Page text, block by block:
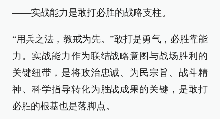
——实战能力是敢打必胜的战略支柱。
“用兵之法，教戒为先。”敢打是勇气，必胜靠能
力。实战能力作为联结战略意图与战场胜利的
关键纽带，是将政治忠诚、为民宗旨、战斗精
神、科学指导转化为胜战成果的关键，是敢打
必胜的根基也是落脚点。